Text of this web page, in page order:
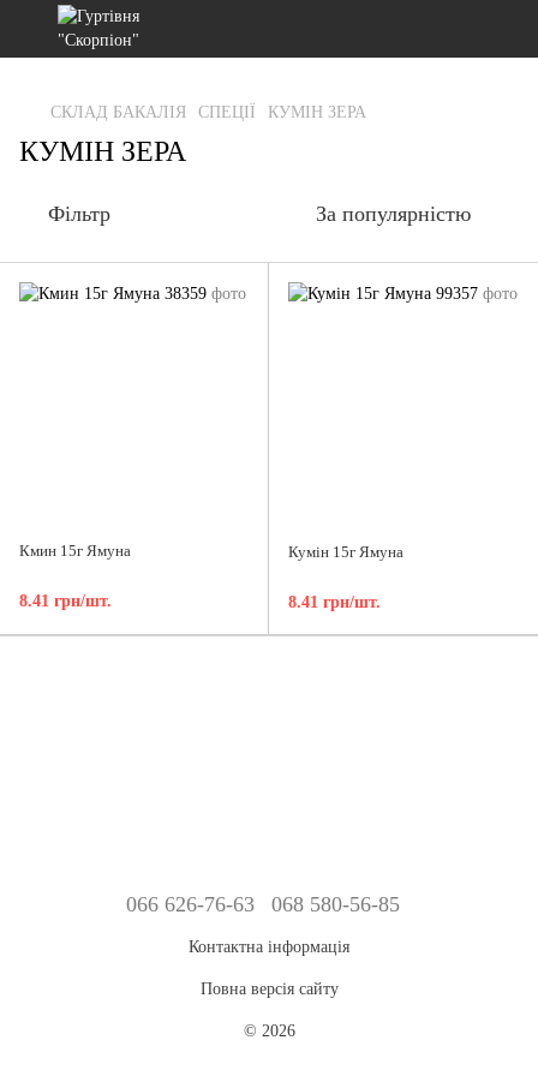
gtag('js', new Date()); gtag('config', 'G-RFXCKGNRF7');
СКЛАД БАКАЛІЯ СПЕЦІЇ КУМІН ЗЕРА
КУМІН ЗЕРА
Фільтр За популярністю
Кмин 15г Ямуна
8.41 грн/шт.
Кумін 15г Ямуна
8.41 грн/шт.
066 626-76-63 068 580-56-85
Контактна інформація
Повна версія сайту
© 2026